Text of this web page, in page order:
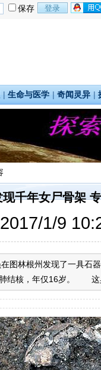
保存
| 生命与医学 | 奇闻灵异 |
现千年女尸骨架
1/9
图林根州发现了一具石
结核，年仅16岁。 这